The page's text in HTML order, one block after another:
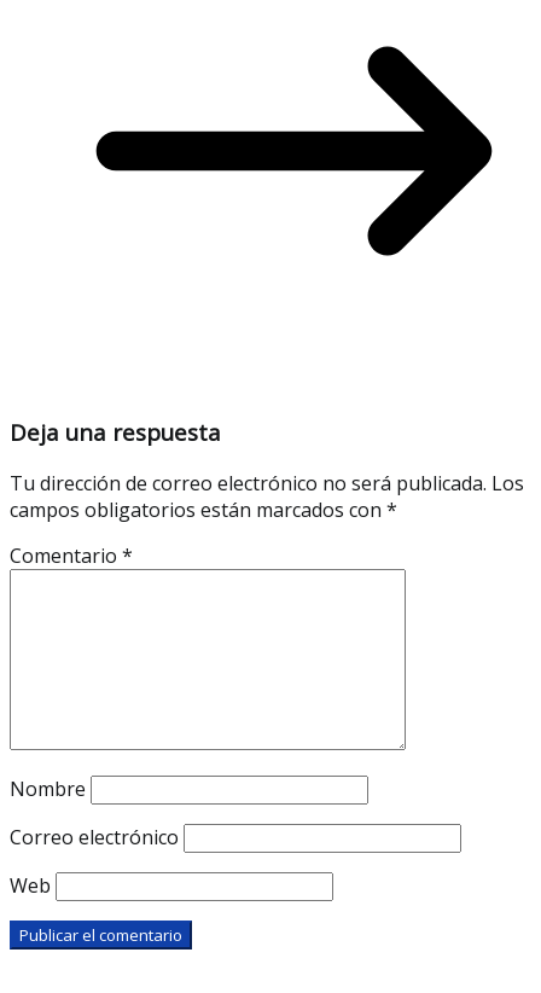
Deja una respuesta
Tu dirección de correo electrónico no será publicada. Los
campos obligatorios están marcados con *
Comentario *
Nombre
Correo electrónico
Web